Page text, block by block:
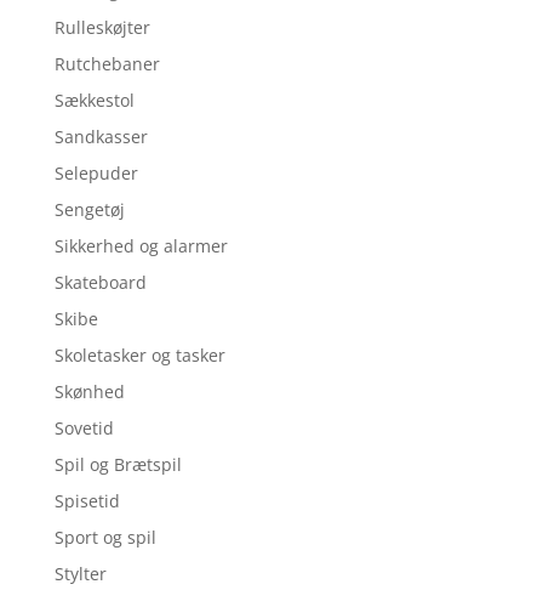
Rulleskøjter
Rutchebaner
Sækkestol
Sandkasser
Selepuder
Sengetøj
Sikkerhed og alarmer
Skateboard
Skibe
Skoletasker og tasker
Skønhed
Sovetid
Spil og Brætspil
Spisetid
Sport og spil
Stylter